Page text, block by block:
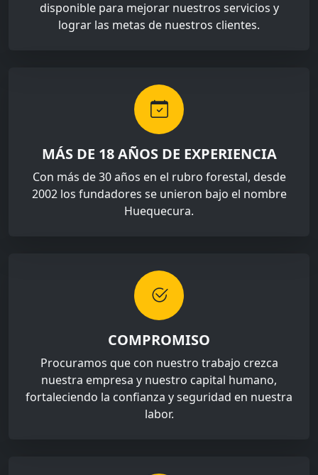
disponible para mejorar nuestros servicios y
lograr las metas de nuestros clientes.
MÁS DE 18 AÑOS DE EXPERIENCIA
Con más de 30 años en el rubro forestal, desde
2002 los fundadores se unieron bajo el nombre
Huequecura.
COMPROMISO
Procuramos que con nuestro trabajo crezca
nuestra empresa y nuestro capital humano,
fortaleciendo la confianza y seguridad en nuestra
labor.